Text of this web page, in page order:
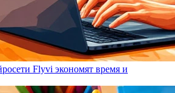
Flyvi экономят время и